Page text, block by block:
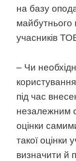
на базу
майбутнього
учасників
– Чи
під час
незалежним
оцінки
такої оцінки
визначити й